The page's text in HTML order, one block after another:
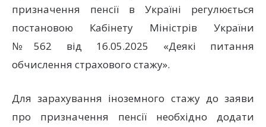
призначення пенсії в Україні регулюється
постановою Кабінету Міністрів України
№562 від 16.05.2025 «Деякі питання
обчислення страхового стажу».
Для зарахування іноземного стажу до заяви
про призначення пенсії необхідно додати